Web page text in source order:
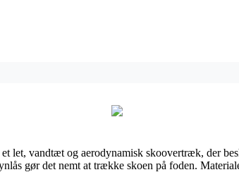
let, vandtæt og aerodynamisk skoovertræk, der
gør det nemt at trække skoen på foden.